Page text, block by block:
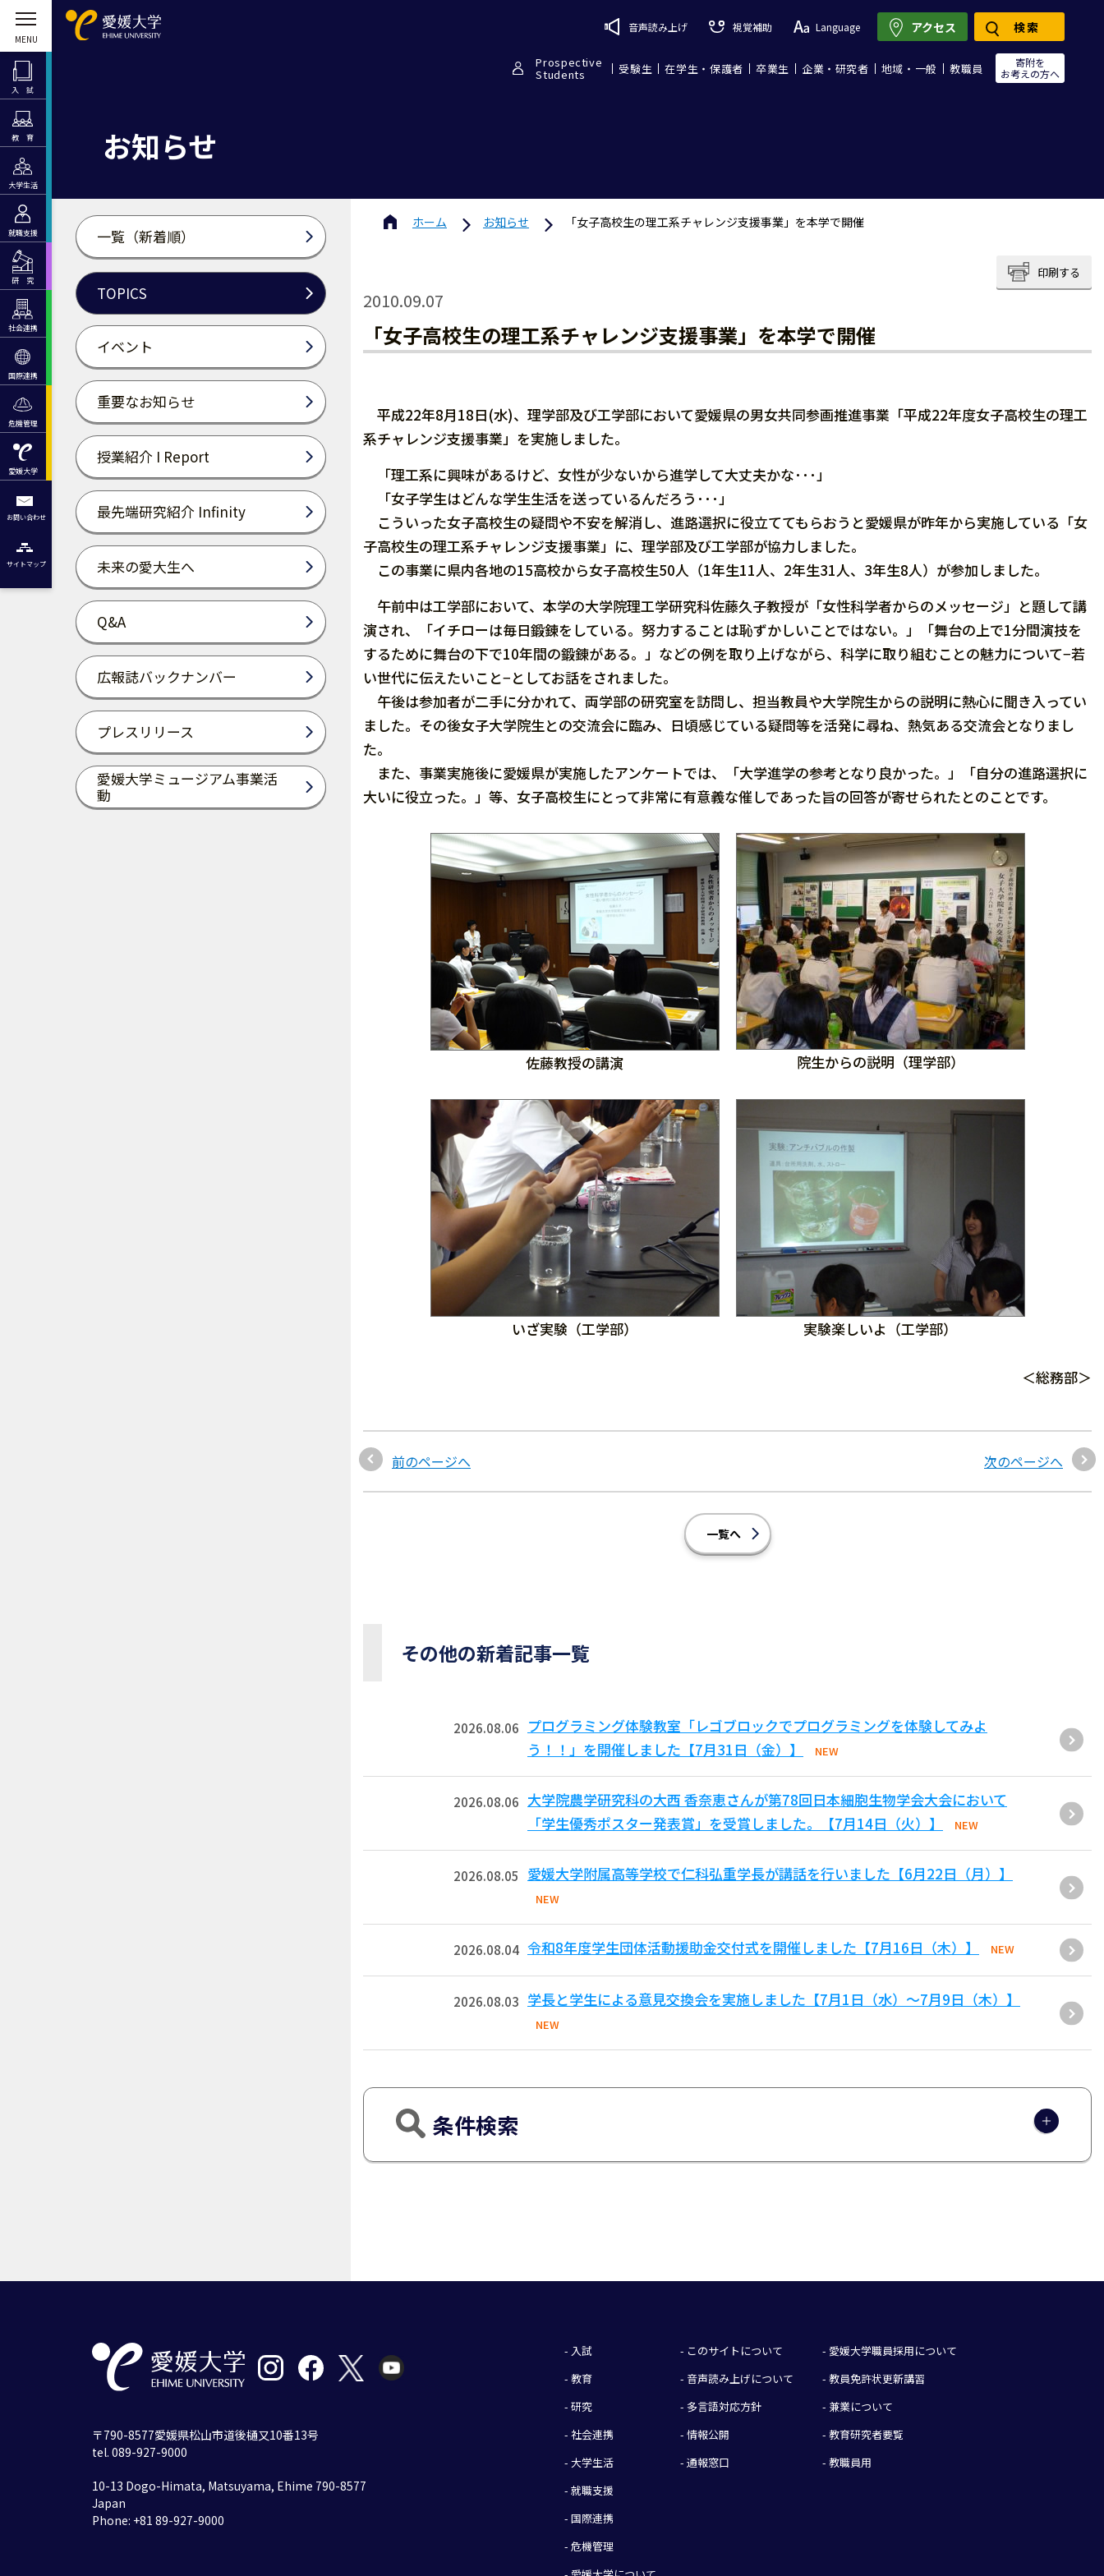
入 試
教 育
大学生活
就職支援
研 究
社会連携
国際連携
危機管理
愛媛大学
お問い合わせ
サイトマップ
音声読み上げ 視覚補助 Language
Prospective
Students 受験生 在学生・保護者 卒業生 企業・研究者 地域・一般 教職員
寄附を
お考えの方へ
アクセス 検索
お知らせ
一覧（新着順）
TOPICS
イベント
重要なお知らせ
授業紹介 I Report
最先端研究紹介 Infinity
未来の愛大生へ
Q&A
広報誌バックナンバー
プレスリリース
愛媛大学ミュージアム事業活
動
ホーム お知らせ 「女子高校生の理工系チャレンジ支援事業」を本学で開催
印刷する
2010.09.07
「女子高校生の理工系チャレンジ支援事業」を本学で開催
平成22年8月18日(水)、理学部及び工学部において愛媛県の男女共同参画推進事業「平成22年度女子高校生の理工
系チャレンジ支援事業」を実施しました。
「理工系に興味があるけど、女性が少ないから進学して大丈夫かな･･･」
「女子学生はどんな学生生活を送っているんだろう･･･」
こういった女子高校生の疑問や不安を解消し、進路選択に役立ててもらおうと愛媛県が昨年から実施している「女
子高校生の理工系チャレンジ支援事業」に、理学部及び工学部が協力しました。
この事業に県内各地の15高校から女子高校生50人（1年生11人、2年生31人、3年生8人）が参加しました。
午前中は工学部において、本学の大学院理工学研究科佐藤久子教授が「女性科学者からのメッセージ」と題して講
演され、「イチローは毎日鍛錬をしている。努力することは恥ずかしいことではない。」「舞台の上で1分間演技を
するために舞台の下で10年間の鍛錬がある。」などの例を取り上げながら、科学に取り組むことの魅力について−若
い世代に伝えたいこと−としてお話をされました。
午後は参加者が二手に分かれて、両学部の研究室を訪問し、担当教員や大学院生からの説明に熱心に聞き入ってい
ました。その後女子大学院生との交流会に臨み、日頃感じている疑問等を活発に尋ね、熱気ある交流会となりまし
た。
また、事業実施後に愛媛県が実施したアンケートでは、「大学進学の参考となり良かった。」「自分の進路選択に
大いに役立った。」等、女子高校生にとって非常に有意義な催しであった旨の回答が寄せられたとのことです。
佐藤教授の講演 院生からの説明（理学部）
いざ実験（工学部） 実験楽しいよ（工学部）
＜総務部＞
前のページへ 次のページへ
一覧へ
その他の新着記事一覧
2026.08.06
プログラミング体験教室「レゴブロックでプログラミングを体験してみよ
う！！」を開催しました【7月31日（金）】
NEW
2026.08.06 大学院農学研究科の大西 香奈恵さんが第78回日本細胞生物学会大会において
「学生優秀ポスター発表賞」を受賞しました。【7月14日（火）】
NEW
2026.08.05 愛媛大学附属高等学校で仁科弘重学長が講話を行いました【6月22日（月）】
NEW
2026.08.04 令和8年度学生団体活動援助金交付式を開催しました【7月16日（木）】 NEW
2026.08.03 学長と学生による意見交換会を実施しました【7月1日（水）～7月9日（木）】
NEW
条件検索
- 入試
- 教育
- 研究
- 社会連携
- 大学生活
- 就職支援
- 国際連携
- 危機管理
- このサイトについて
- 音声読み上げについて
- 多言語対応方針
- 情報公開
- 通報窓口
- 愛媛大学職員採用について
- 教員免許状更新講習
- 兼業について
- 教育研究者要覧
- 教職員用
〒790-8577愛媛県松山市道後樋又10番13号
tel. 089-927-9000
10-13 Dogo-Himata, Matsuyama, Ehime 790-8577
Japan
Phone: +81 89-927-9000